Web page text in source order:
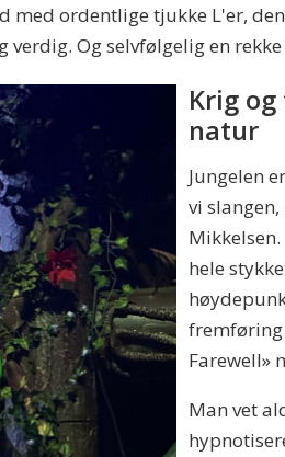
med ordentlige tjukke L'er,
Og selvfølgelig en
Krig
natur
Jungelen
vi slangen,
hele
fremføring
Farewell»
Man vet